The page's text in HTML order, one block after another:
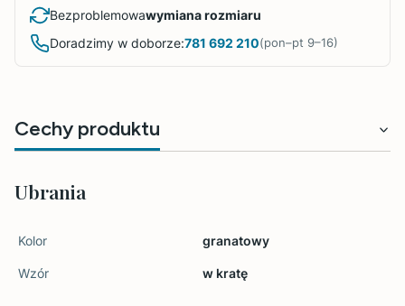
Bezproblemowawymiana rozmiaru
Doradzimy w doborze:781 692 210(pon–pt 9–16)
Cechy produktu
Ubrania
Kolor granatowy
Wzór w kratę